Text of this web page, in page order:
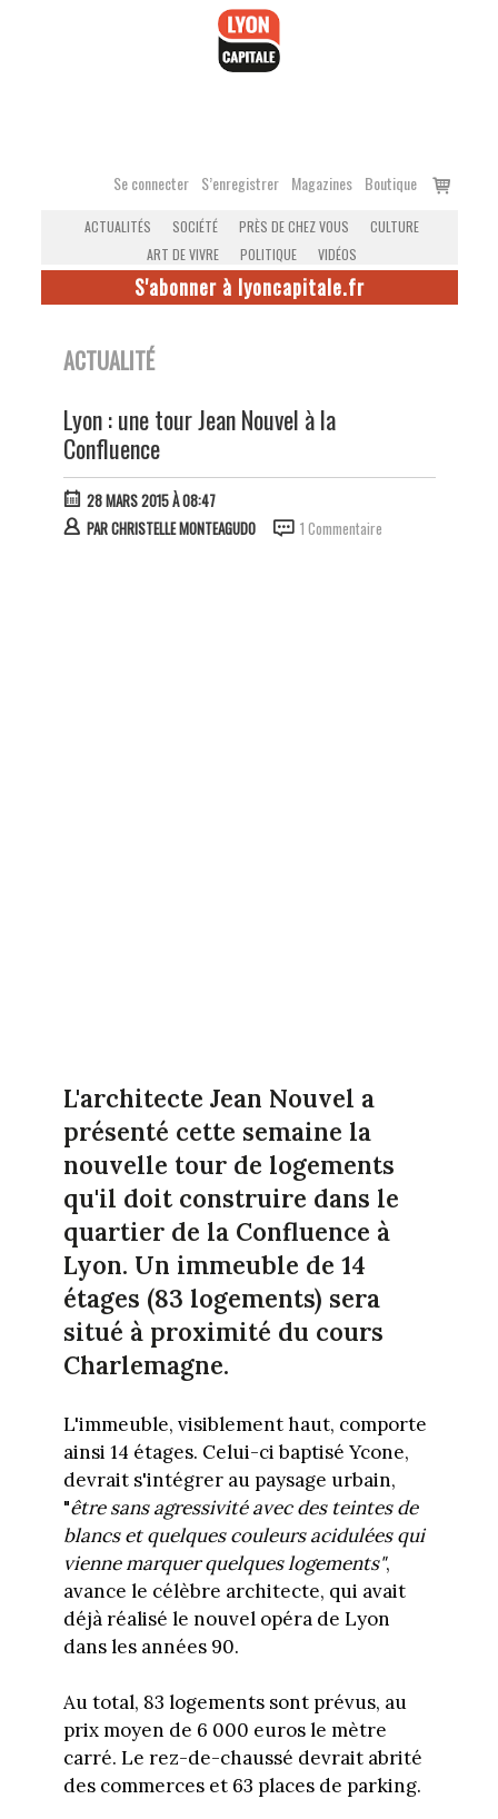
Se connecter S’enregistrer Magazines Boutique
Voir
ACTUALITÉS SOCIÉTÉ PRÈS DE CHEZ VOUS
CULTURE
ART DE VIVRE
POLITIQUE VIDÉOS
S'abonner à lyoncapitale.fr
ACTUALITÉ
Lyon : une tour Jean Nouvel à la
Confluence
28 MARS 2015 À 08:47
PARCHRISTELLE MONTEAGUDO 1 Commentaire
L'architecte Jean Nouvel a
présenté cette semaine la
nouvelle tour de logements
qu'il doit construire dans le
quartier de la Confluence à
Lyon. Un immeuble de 14
étages (83 logements) sera
situé à proximité du cours
Charlemagne.
L'immeuble, visiblement haut, comporte
ainsi 14 étages. Celui-ci baptisé Ycone,
devrait s'intégrer au paysage urbain,
"être sans agressivité avec des teintes de
blancs et quelques couleurs acidulées qui
vienne marquer quelques logements",
avance le célèbre architecte, qui avait
déjà réalisé le nouvel opéra de Lyon
dans les années 90.
Au total, 83 logements sont prévus, au
prix moyen de 6 000 euros le mètre
carré. Le rez-de-chaussé devrait abrité
des commerces et 63 places de parking.